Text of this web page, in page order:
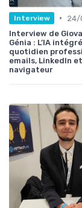
Interview •
24/
Interview de
Génia : L’IA
quotidien
emails, LinkedIn et
navigateur